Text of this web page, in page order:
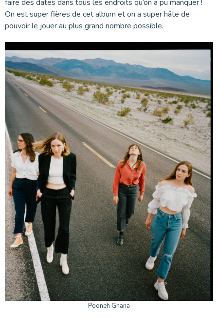
faire des dates dans tous les endroits qu’on a pu manquer !
On est super fières de cet album et on a super hâte de
pouvoir le jouer au plus grand nombre possible.
Pooneh Ghana